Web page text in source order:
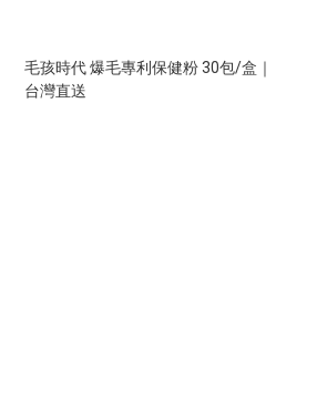
毛孩時代 爆毛專利保健粉 30包/盒｜
台灣直送